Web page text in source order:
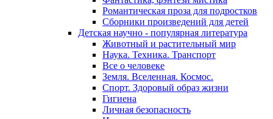
Романтическая проза для подростков
Сборники произведений для детей
Детская научно - популярная литература
Животный и растительный мир
Наука. Техника. Транспорт
Все о человеке
Земля. Вселенная. Космос.
Спорт. Здоровый образ жизни
Гигиена
Личная безопасность